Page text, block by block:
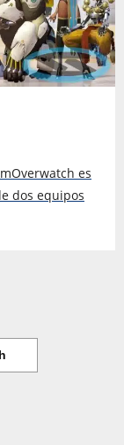
es
dos equipos